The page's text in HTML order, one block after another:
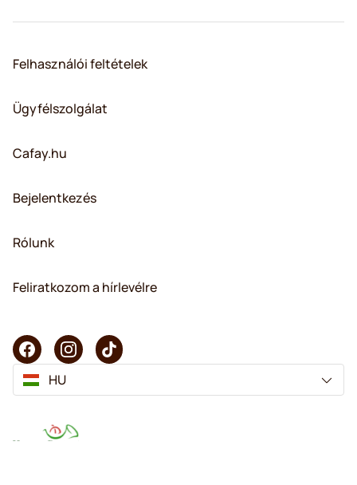
Felhasználói feltételek
Ügyfélszolgálat
Cafay.hu
Bejelentkezés
Rólunk
Feliratkozom a hírlevélre
HU